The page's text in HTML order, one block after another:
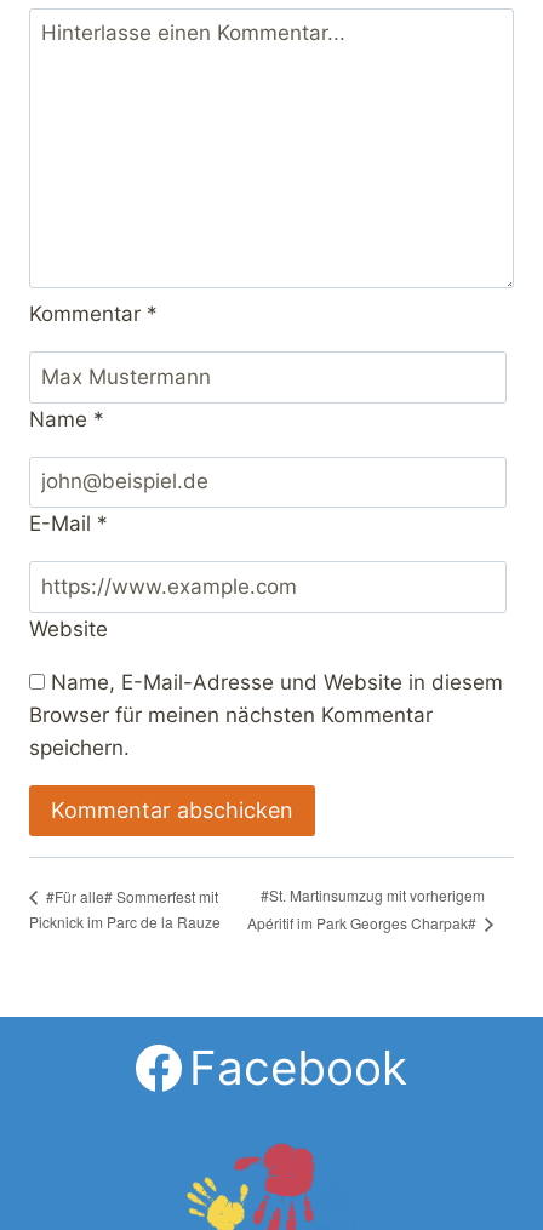
Kommentar *
Name *
E-Mail *
Website
Name, E-Mail-Adresse und Website in diesem
Browser für meinen nächsten Kommentar
speichern.
#Für alle# Sommerfest mit
Picknick im Parc de la Rauze
#St. Martinsumzug mit vorherigem
Apéritif im Park Georges Charpak#
Facebook